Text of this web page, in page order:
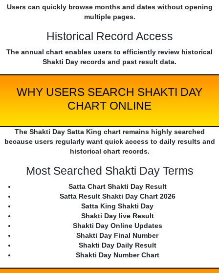
Users can quickly browse months and dates without opening
multiple pages.
Historical Record Access
The annual chart enables users to efficiently review historical
Shakti Day records and past result data.
WHY USERS SEARCH SHAKTI DAY
CHART ONLINE
The Shakti Day Satta King chart remains highly searched
because users regularly want quick access to daily results and
historical chart records.
Most Searched Shakti Day Terms
Satta Chart Shakti Day Result
Satta Result Shakti Day Chart 2026
Satta King Shakti Day
Shakti Day live Result
Shakti Day Online Updates
Shakti Day Final Number
Shakti Day Daily Result
Shakti Day Number Chart